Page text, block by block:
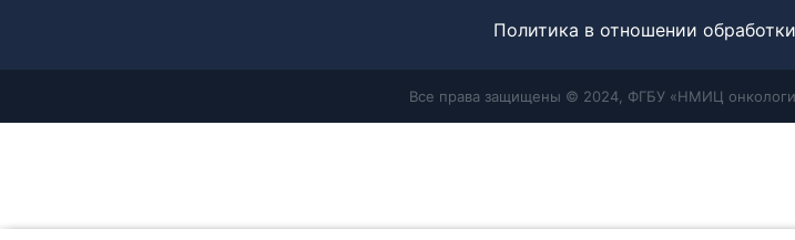
Политика в отношении
Все права защищены © 2024, ФГБУ «НМИЦ